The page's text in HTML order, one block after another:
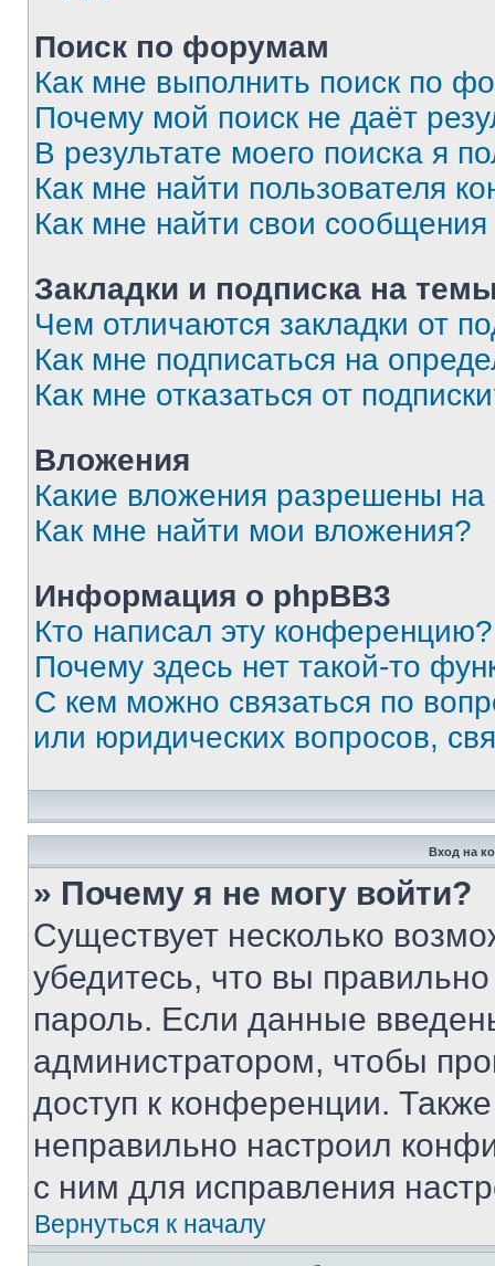
Поиск по форумам
Как мне выполнить поиск по
Почему мой поиск не даёт
В результате моего поиска я
Как мне найти пользователя
Как мне найти свои
Закладки и подписка на
Чем отличаются закладки от
Как мне подписаться на
Как мне отказаться от
Вложения
Какие вложения разрешены
Как мне найти мои вложения?
Информация о phpBB3
Кто написал эту конференцию?
Почему здесь нет такой-то
С кем можно связаться по
или юридических вопросов,
Вход на
» Почему я не могу войти?
Существует несколько
убедитесь, что вы
пароль. Если данные
администратором, чтобы
доступ к конференции.
неправильно настроил
с ним для исправления
Вернуться к началу